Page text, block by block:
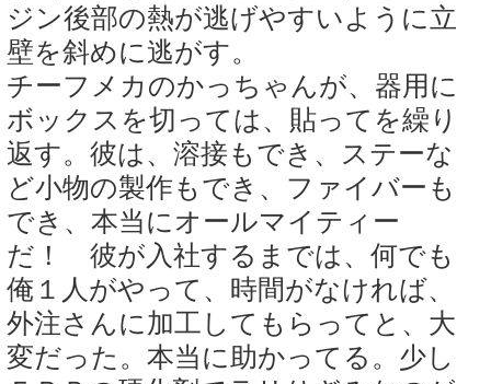
ジン後部の熱が逃げやすいように立
壁を斜めに逃がす。
チーフメカのかっちゃんが、器用に
ボックスを切っては、貼ってを繰り
返す。彼は、溶接もでき、ステーな
ど小物の製作もでき、ファイバーも
でき、本当にオールマイティー
だ！ 彼が入社するまでは、何でも
俺１人がやって、時間がなければ、
外注さんに加工してもらってと、大
変だった。本当に助かってる。少し